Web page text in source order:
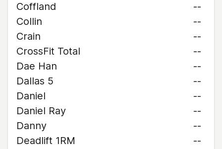
Coffland
--
Collin
--
Crain
--
CrossFit Total
--
Dae Han
--
Dallas 5
--
Daniel
--
Daniel Ray
--
Danny
--
Deadlift 1RM
--